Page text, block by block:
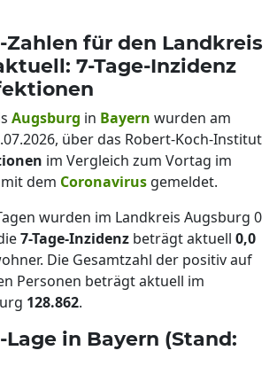
Zahlen für den Landkreis
7-Tage-Inzidenz
Augsburg in Bayern wurden am
über das Robert-Koch-Institut
im Vergleich zum Vortag im
dem Coronavirus gemeldet.
wurden im Landkreis Augsburg 0
7-Tage-Inzidenz beträgt aktuell 0,0
Die Gesamtzahl der positiv auf
Personen beträgt aktuell im
128.862.
Lage in Bayern (Stand: